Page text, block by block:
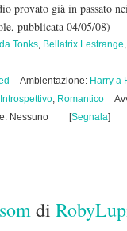
provato già in passato
pubblicata 04/05/08)
Tonks, Bellatrix Lestrange,
Ambientazione: Harry a
Introspettivo, Romantico
Nessuno [Segnala]
di